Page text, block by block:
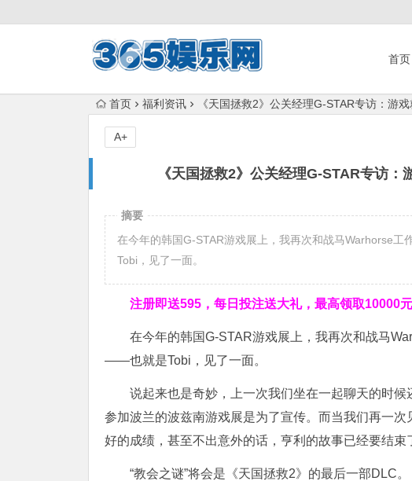
首页
首页 福利资讯 《天国拯救2》公关经理G-STAR专访：游
《天国拯救2》公关经理G-STAR专访：
A+
摘要
在今年的韩国G-STAR游戏展上，我再次和战马Warhorse
Tobi，见了一面。
注册即送595， 每日投注送大礼，最高领取10000元
在今年的韩国G-STAR游戏展上，我再次和战马
——也就是Tobi，见了一面。
说起来也是奇妙，上一次我们坐在一起聊天的时
参加波兰的波兹南游戏展是为了宣传。而当我们再一
好的成绩，甚至不出意外的话，亨利的故事已经要结束
“教会之谜”将会是《天国拯救2》的最后一部DLC。